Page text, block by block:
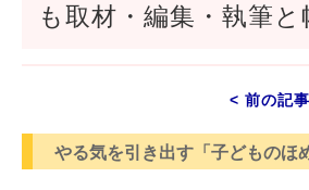
も取材・編集・執筆と
< 前の記事
やる気を引き出す「子どもの